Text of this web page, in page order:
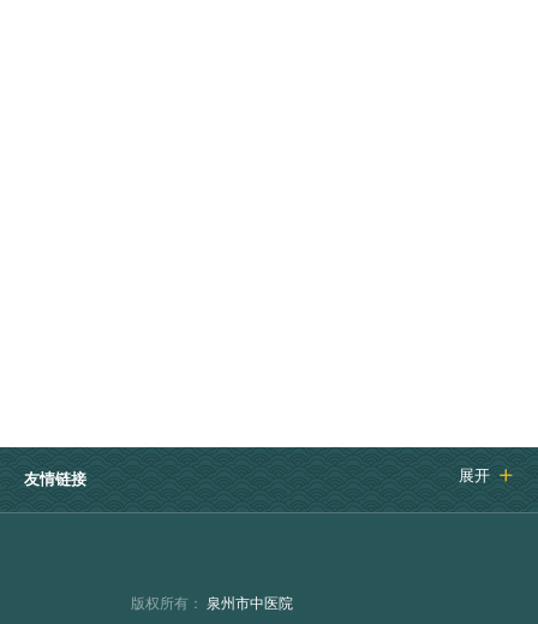
友情链接 展开 
版权所有： 泉州市中医院